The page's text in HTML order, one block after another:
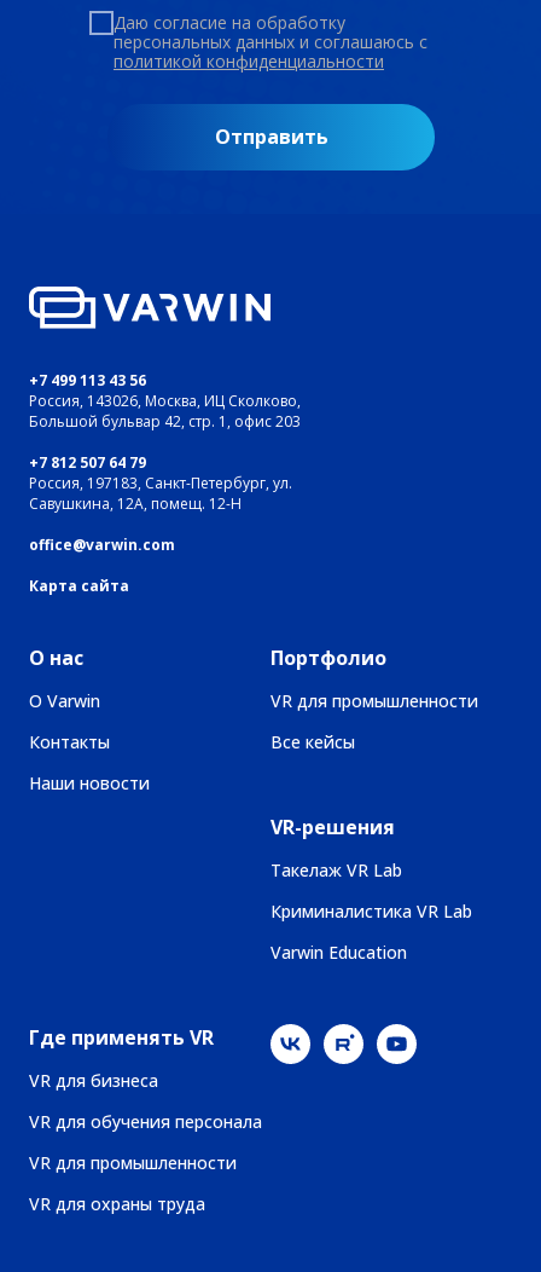
Даю согласие на обработку
персональных данных и соглашаюсь c
политикой конфиденциальности
Отправить
+7 499 113 43 56
Россия, 143026, Москва, ИЦ Сколково,
Большой бульвар 42, стр. 1, офис 203
+7 812 507 64 79
Россия, 197183, Санкт-Петербург, ул.
Савушкина, 12А, помещ. 12-Н
office@varwin.com
Карта сайта
О нас
О Varwin
Контакты
Наши новости
Портфолио
VR для промышленности
Все кейсы
VR-решения
Такелаж VR Lab
Криминалистика VR Lab
Varwin Education
Где применять VR
VR для бизнеса
VR для обучения персонала
VR для промышленности
VR для охраны труда